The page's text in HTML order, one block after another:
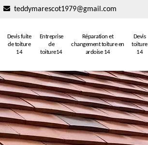
teddymarescot1979@gmail.com
Devis fuite
de toiture
14
Entreprise
de
toiture14
Réparation et
changement toiture en
ardoise 14
Devis
toiture
14